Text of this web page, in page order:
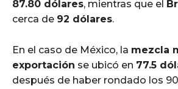
87.80 dólares, mientras que el
cerca de 92 dólares.
En el caso de México, la mezcla
exportación se ubicó en 77.5
después de haber rondado los